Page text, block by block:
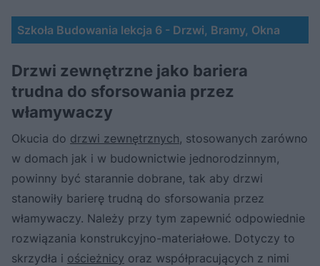
Szkoła Budowania lekcja 6 - Drzwi, Bramy, Okna
Drzwi zewnętrzne jako bariera
trudna do sforsowania przez
włamywaczy
Okucia do drzwi zewnętrznych, stosowanych zarówno
w domach jak i w budownictwie jednorodzinnym,
powinny być starannie dobrane, tak aby drzwi
stanowiły barierę trudną do sforsowania przez
włamywaczy. Należy przy tym zapewnić odpowiednie
rozwiązania konstrukcyjno-materiałowe. Dotyczy to
skrzydła i ościeżnicy oraz współpracujących z nimi